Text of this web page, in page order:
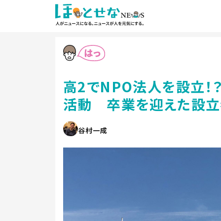
高2でNPO法人を設立！
活動 卒業を迎えた設立
谷村一成